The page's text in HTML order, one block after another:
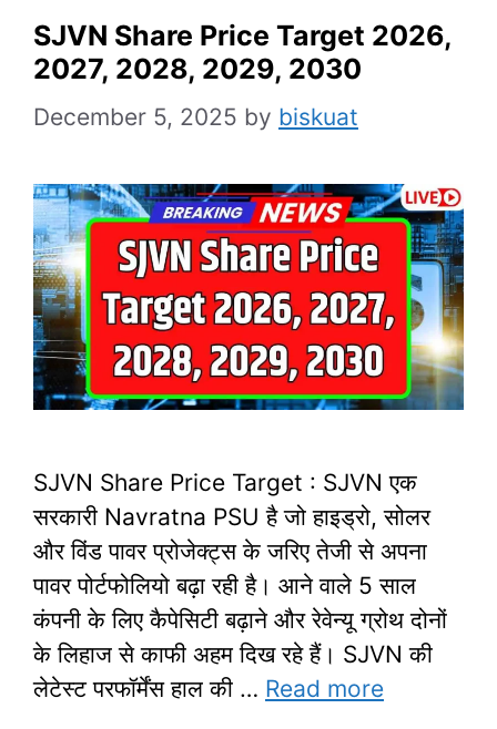
SJVN Share Price Target 2026,
2027, 2028, 2029, 2030
December 5, 2025 by biskuat
SJVN Share Price Target : SJVN एक
सरकारी Navratna PSU है जो हाइड्रो, सोलर
और विंड पावर प्रोजेक्ट्स के जरिए तेजी से अपना
पावर पोर्टफोलियो बढ़ा रही है। आने वाले 5 साल
कंपनी के लिए कैपेसिटी बढ़ाने और रेवेन्यू ग्रोथ दोनों
के लिहाज से काफी अहम दिख रहे हैं। SJVN की
लेटेस्ट परफॉर्मेंस हाल की … Read more